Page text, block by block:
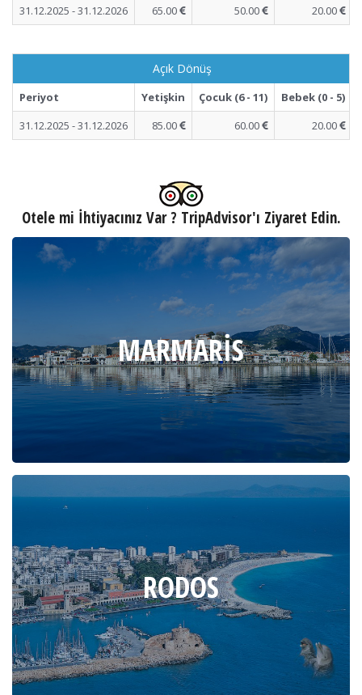
31.12.2025 - 31.12.2026
65.00 50.00 20.00
Açık Dönüş
Periyot Yetişkin Çocuk (6 - 11)
Bebek (0 - 5)
31.12.2025 - 31.12.2026
85.00 60.00 20.00
Otele mi İhtiyacınız Var ? TripAdvisor'ı Ziyaret Edin.
MARMARIS
RODOS